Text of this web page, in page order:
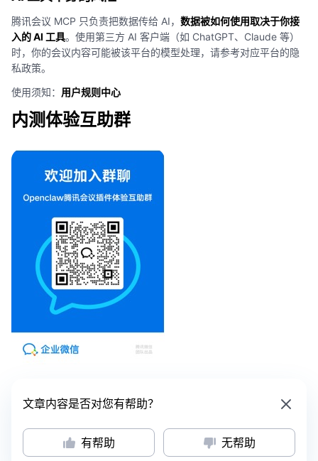
腾讯会议 MCP 只负责把数据传给 AI， 数据被如何使用取决于你接
入的 AI 工具。使用第三方 AI 客户端（如 ChatGPT、Claude 等）
时，你的会议内容可能被该平台的模型处理，请参考对应平台的隐
私政策。
使用须知： 用户规则中心
内测体验互助群
文章内容是否对您有帮助？
有帮助 无帮助